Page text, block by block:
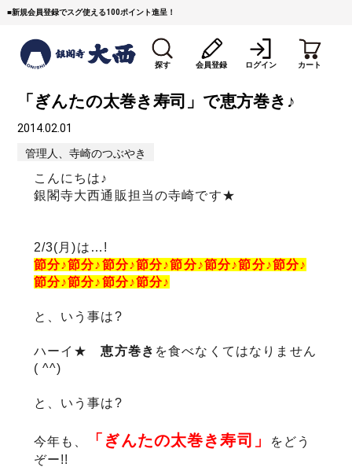
■新規会員登録でスグ使える100ポイント進呈！
探す
しゃぶしゃぶ
タレ類 村沢牛 京丹波平井牛
会員登録 ログイン カート
「ぎんたの太巻き寿司」で恵方巻き♪
2014.02.01
管理人、寺崎のつぶやき
こんにちは♪
銀閣寺大西通販担当の寺崎です★
2/3(月)は…!
節分♪節分♪節分♪節分♪節分♪節分♪節分♪節分♪
節分♪節分♪節分♪節分♪
と、いう事は?
ハーイ★ 恵方巻き を食べなくてはなりません
( ^^)
と、いう事は?
今年も、 「ぎんたの太巻き寿司」 を どう
ぞー!!